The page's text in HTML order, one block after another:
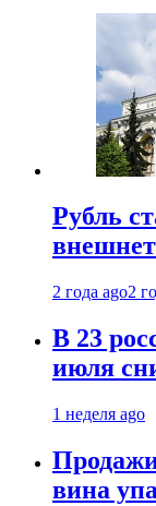
Рубль
2 года ago2
В 23
июля
1 неделя ago
вина